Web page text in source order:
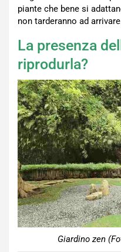
piante che bene si
non tarderanno ad
La presenza
riprodurla?
Giardino zen